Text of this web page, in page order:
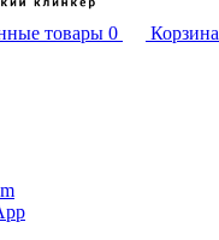
товары 0 Корзина